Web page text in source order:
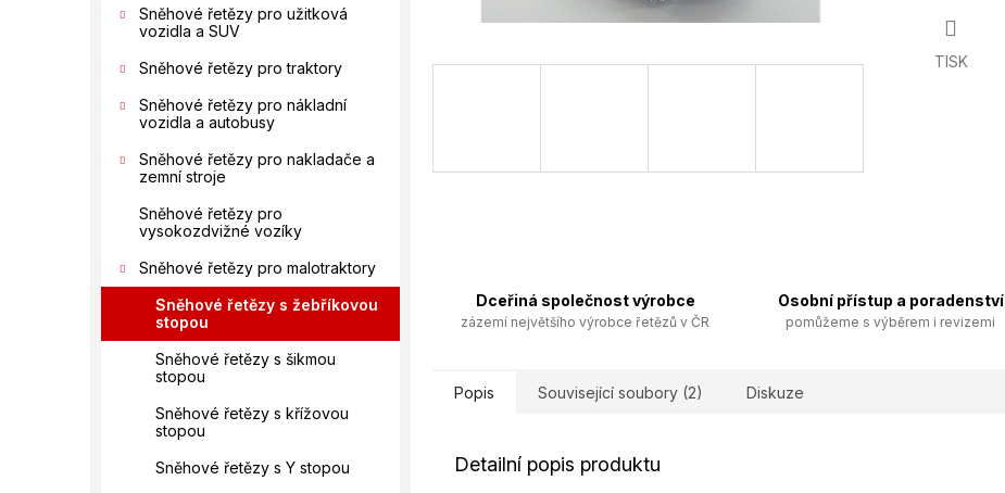
Sněhové řetězy pro užitková
vozidla a SUV
Sněhové řetězy pro traktory
Sněhové řetězy pro nákladní
vozidla a autobusy
Sněhové řetězy pro nakladače a
zemní stroje
Sněhové řetězy pro
vysokozdvižné vozíky
Sněhové řetězy pro malotraktory
Sněhové řetězy s žebříkovou
stopou
Sněhové řetězy s šikmou
stopou
Sněhové řetězy s křížovou
stopou
Sněhové řetězy s Y stopou
TISK
Dceřiná společnost výrobce
zázemí největšího výrobce řetězů v ČR
Osobní přístup a poradenství
pomůžeme s výběrem i revizemi
Popis Související soubory (2) Diskuze
Detailní popis produktu